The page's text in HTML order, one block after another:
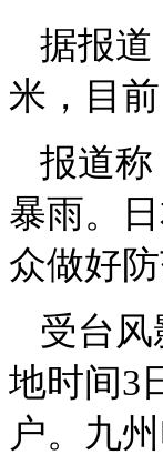
据报道
米，目
报道称
暴雨。
众做好防
受台
地时间3
户。九